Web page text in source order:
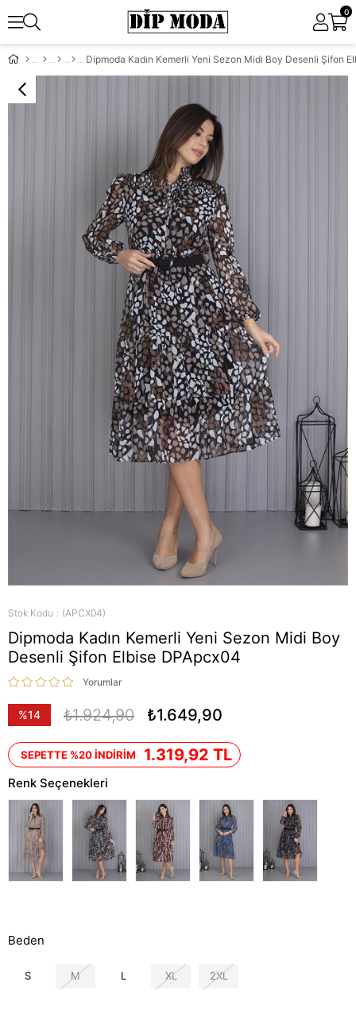
0
Dipmoda Kadın Kemerli Yeni Sezon Midi Boy Desenli Şifon
Stok Kodu (APCX04)
Dipmoda Kadın Kemerli Yeni Sezon Midi Boy
Desenli Şifon Elbise DPApcx04
Yorumlar
%14
₺1.924,90 ₺1.649,90
SEPETTE %20 İNDİRİM 1.319,92 TL
Renk Seçenekleri
Beden
S M L XL 2XL